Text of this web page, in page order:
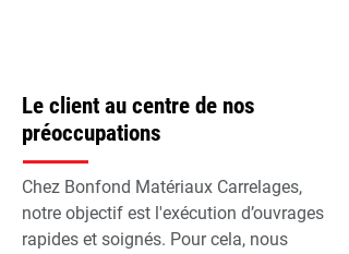
Le client au centre de nos
préoccupations
Chez Bonfond Matériaux Carrelages,
notre objectif est l'exécution d’ouvrages
rapides et soignés. Pour cela, nous